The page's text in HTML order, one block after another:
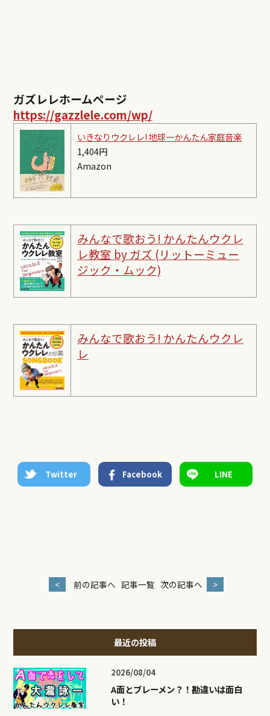
ガズレレホームページ
https://gazzlele.com/wp/
いきなりウクレレ! 地球一かんたん家庭音楽
1,404円
Amazon
みんなで歌おう! かんたんウクレ
レ教室 by ガズ (リットーミュー
ジック・ムック)
みんなで歌おう! かんたんウクレ
レ
Twitter Facebook LINE
< 前の記事へ 記事一覧 次の記事へ >
最近の投稿
2026/08/04
A面とブレーメン？！勘違いは面白
い！